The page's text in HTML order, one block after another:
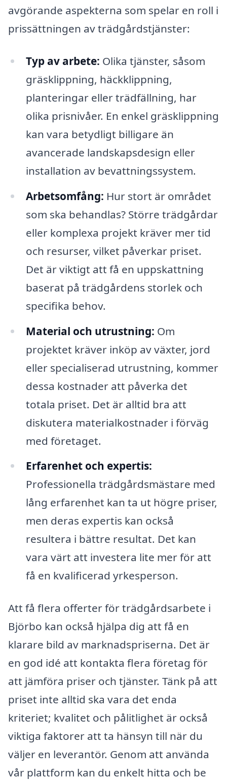
avgörande aspekterna som spelar en roll i
prissättningen av trädgårdstjänster:
Typ av arbete: Olika tjänster, såsom
gräsklippning, häckklippning,
planteringar eller trädfällning, har
olika prisnivåer. En enkel gräsklippning
kan vara betydligt billigare än
avancerade landskapsdesign eller
installation av bevattningssystem.
Arbetsomfång: Hur stort är området
som ska behandlas? Större trädgårdar
eller komplexa projekt kräver mer tid
och resurser, vilket påverkar priset.
Det är viktigt att få en uppskattning
baserat på trädgårdens storlek och
specifika behov.
Material och utrustning: Om
projektet kräver inköp av växter, jord
eller specialiserad utrustning, kommer
dessa kostnader att påverka det
totala priset. Det är alltid bra att
diskutera materialkostnader i förväg
med företaget.
Erfarenhet och expertis:
Professionella trädgårdsmästare med
lång erfarenhet kan ta ut högre priser,
men deras expertis kan också
resultera i bättre resultat. Det kan
vara värt att investera lite mer för att
få en kvalificerad yrkesperson.
Att få flera offerter för trädgårdsarbete i
Björbo kan också hjälpa dig att få en
klarare bild av marknadspriserna. Det är
en god idé att kontakta flera företag för
att jämföra priser och tjänster. Tänk på att
priset inte alltid ska vara det enda
kriteriet; kvalitet och pålitlighet är också
viktiga faktorer att ta hänsyn till när du
väljer en leverantör. Genom att använda
vår plattform kan du enkelt hitta och be